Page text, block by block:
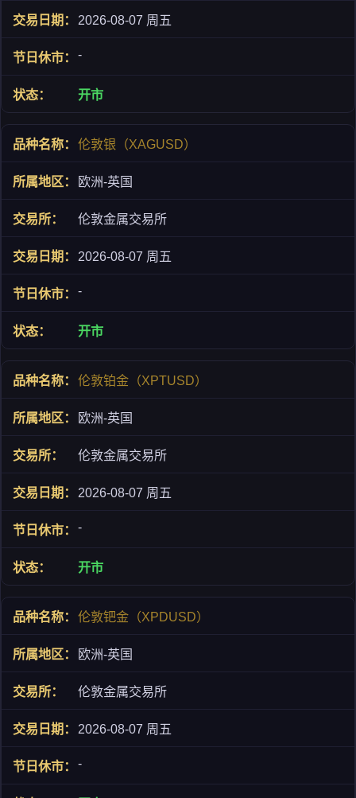
2026-08-07 周五
-
开市
伦敦银（XAGUSD）
欧洲-英国
伦敦金属交易所
2026-08-07 周五
-
开市
伦敦铂金（XPTUSD）
欧洲-英国
伦敦金属交易所
2026-08-07 周五
-
开市
伦敦钯金（XPDUSD）
欧洲-英国
伦敦金属交易所
2026-08-07 周五
-